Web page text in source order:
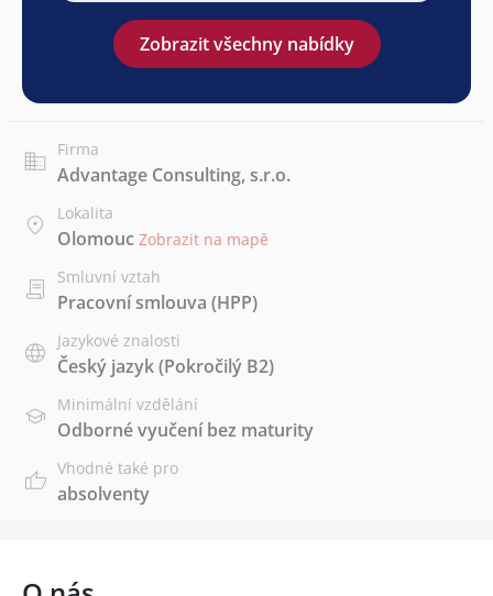
Zobrazit všechny nabídky
Firma
Advantage Consulting, s.r.o.
Lokalita
Olomouc Zobrazit na mapě
Smluvní vztah
Pracovní smlouva (HPP)
Jazykové znalosti
Český jazyk(Pokročilý B2)
Minimální vzdělání
Odborné vyučení bez maturity
Vhodné také pro
absolventy